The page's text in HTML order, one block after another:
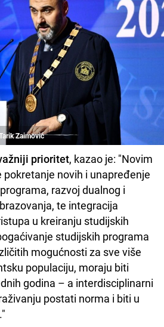
Zaimović
prioritet, kazao je: "Novim
novih i unapređenje
razvoj dualnog i
te integracija
u kreiranju studijskih
studijskih programa
mogućnosti za sve više
populaciju, moraju biti
godina – a interdisciplinarni
postati norma i biti u